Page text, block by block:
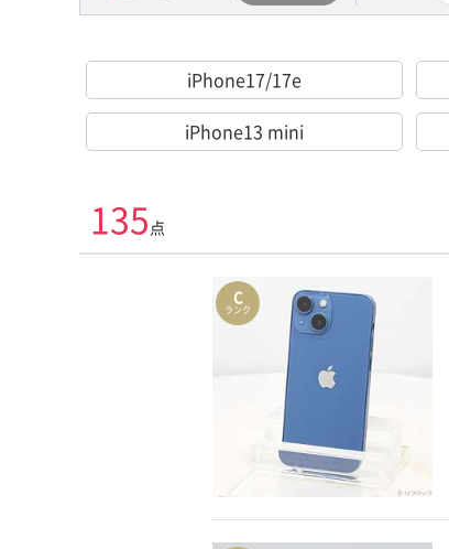
iPhone17/17e
iPhone13 mini
135 点
C
ランク